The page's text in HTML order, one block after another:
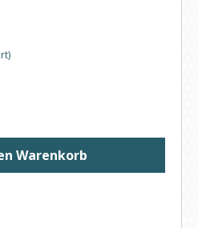
oder benutze die Schaltflächen um
Warenkorb